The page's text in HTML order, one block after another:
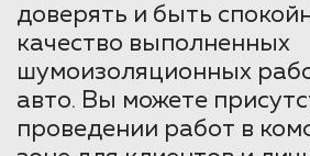
доверять и быть
качество выполненных
шумоизоляционных
авто. Вы можете
проведении работ в